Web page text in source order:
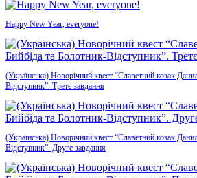
Happy New Year, everyone!
(Українська) Новорічний квест “Славетний козак
Відступник”. Третє завдання
(Українська) Новорічний квест “Славетний козак
Відступник”. Друге завдання